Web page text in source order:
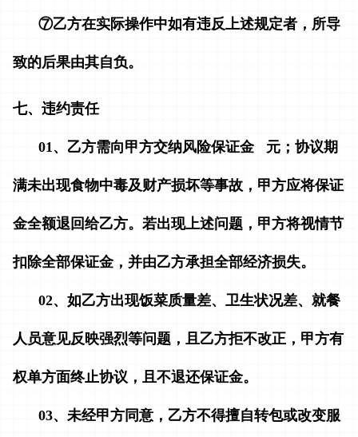
⑦乙方在实际操作中如有违反上述规定者，所导
致的后果由其自负。
七、违约责任
01、乙方需向甲方交纳风险保证金 元；协议期
满未出现食物中毒及财产损坏等事故，甲方应将保证
金全额退回给乙方。若出现上述问题，甲方将视情节
扣除全部保证金，并由乙方承担全部经济损失。
02、如乙方出现饭菜质量差、卫生状况差、就餐
人员意见反映强烈等问题，且乙方拒不改正，甲方有
权单方面终止协议，且不退还保证金。
03、未经甲方同意，乙方不得擅自转包或改变服